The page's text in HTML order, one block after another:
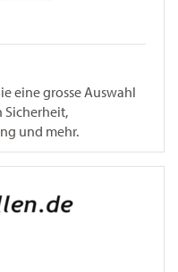
eine grosse Auswahl
Sicherheit,
und mehr.